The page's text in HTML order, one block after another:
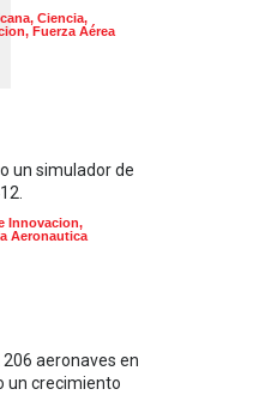
, Ciencia,
, Fuerza Aérea
un simulador de
Innovacion,
Aeronautica
aeronaves en
un crecimiento